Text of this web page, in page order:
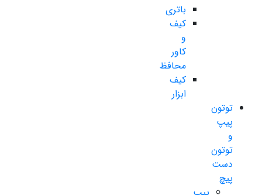
باتری
کیف
و
کاور
محافظ
کیف
ابزار
توتون
پیپ
و
توتون
دست
پیچ